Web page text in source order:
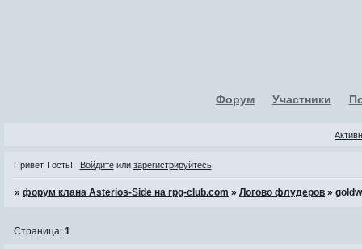
Форум Участники
Привет, Гость! Войдитеили зарегистрируйтесь.
»форум клана Asterios-Side на rpg-club.com »Логово флудеров »
Страница:1